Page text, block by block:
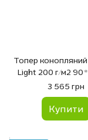
Топер конопляний
Light 200 г/м2
3 565 грн
Купити